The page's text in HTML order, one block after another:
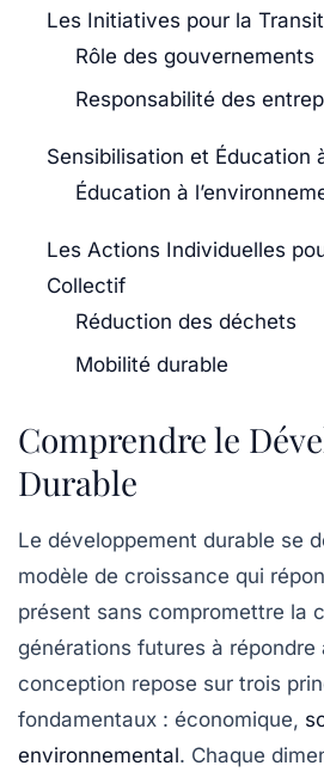
Les Initiatives pour la
Rôle des gouvernements
Responsabilité des
Sensibilisation et Éducation
Éducation à
Les Actions Individuelles
Collectif
Réduction des déchets
Mobilité durable
Comprendre le
Durable
Le développement durable se
modèle de croissance qui
présent sans compromettre la
générations futures à répondre
conception repose sur trois
fondamentaux : économique,
environnemental. Chaque